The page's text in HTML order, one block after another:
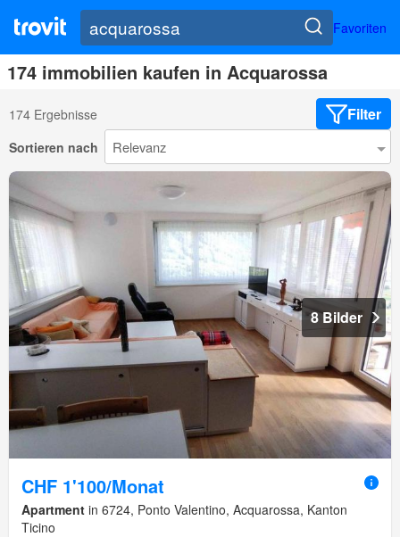
Favoriten
174 immobilien kaufen in Acquarossa
174 Ergebnisse Filter
Sortieren nach
8 Bilder
CHF 1'100/Monat
Apartment in 6724, Ponto Valentino, Acquarossa, Kanton
Ticino